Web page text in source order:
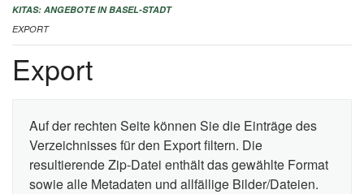
IMPRESSUM
KITAS: ANGEBOTE IN BASEL-STADT
EXPORT
Export
Auf der rechten Seite können Sie die Einträge des
Verzeichnisses für den Export filtern. Die
resultierende Zip-Datei enthält das gewählte Format
sowie alle Metadaten und allfällige Bilder/Dateien.